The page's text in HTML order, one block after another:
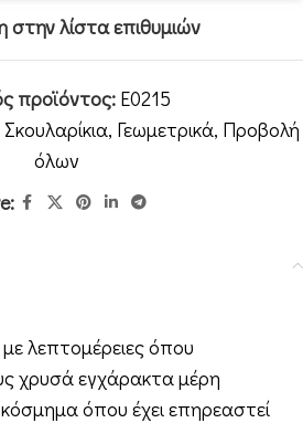
λίστα επιθυμιών
προϊόντος: E0215
, Γεωμετρικά, Προβολή
όλων
με λεπτομέρειες όπου
χρυσά εγχάρακτα μέρη
όπου έχει επηρεαστεί